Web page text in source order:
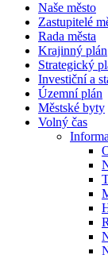
Naše město
Zastupitelé
Rada města
Krajinný plán
Strategický
Investiční a
Územní plán
Městské byty
Volný čas